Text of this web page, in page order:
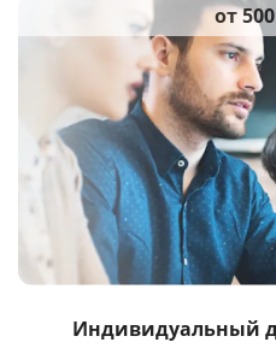
от 500
Индивидуальный